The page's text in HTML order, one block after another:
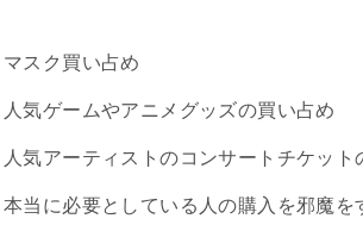
マスク買い占め
人気ゲームやアニメグッズの買い占め
人気アーティストのコンサートチケット
本当に必要としている人の購入を邪魔を